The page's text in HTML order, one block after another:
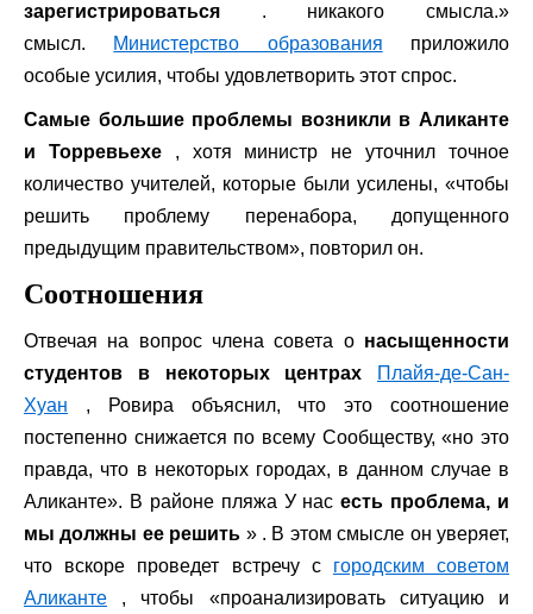
зарегистрироваться . никакого смысла.»
смысл. Министерство образования приложило
особые усилия, чтобы удовлетворить этот спрос.
Самые большие проблемы возникли в Аликанте
и Торревьехе, хотя министр не уточнил точное
количество учителей, которые были усилены, «чтобы
решить проблему перенабора, допущенного
предыдущим правительством», повторил он.
Соотношения
Отвечая на вопрос члена совета о насыщенности
студентов в некоторых центрах
Плайя-де-Сан-
Хуан , Ровира объяснил, что это соотношение
постепенно снижается по всему Сообществу, «но это
правда, что в некоторых городах, в данном случае в
Аликанте». В районе пляжа У насесть проблема, и
мы должны ее решить » . В этом смысле он уверяет,
что вскоре проведет встречу с городским советом
Аликанте , чтобы «проанализировать ситуацию и